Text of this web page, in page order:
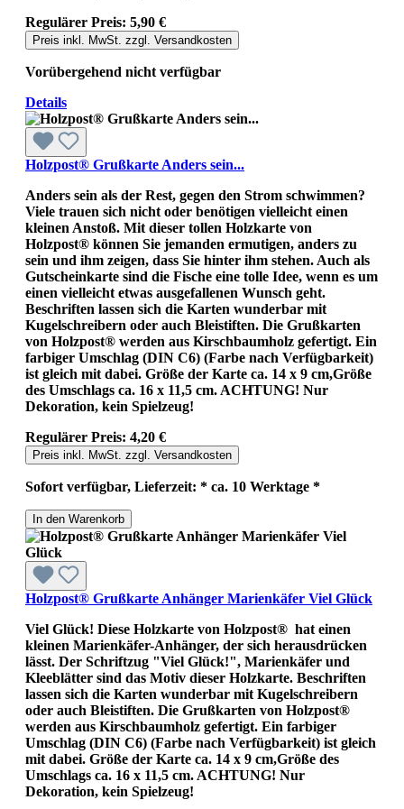
Regulärer Preis: 5,90 €
Preis inkl. MwSt. zzgl. Versandkosten
Vorübergehend nicht verfügbar
Details
Holzpost® Grußkarte Anders sein...
Anders sein als der Rest, gegen den Strom schwimmen?
Viele trauen sich nicht oder benötigen vielleicht einen
kleinen Anstoß. Mit dieser tollen Holzkarte von
Holzpost® können Sie jemanden ermutigen, anders zu
sein und ihm zeigen, dass Sie hinter ihm stehen. Auch als
Gutscheinkarte sind die Fische eine tolle Idee, wenn es um
einen vielleicht etwas ausgefallenen Wunsch geht.
Beschriften lassen sich die Karten wunderbar mit
Kugelschreibern oder auch Bleistiften. Die Grußkarten
von Holzpost® werden aus Kirschbaumholz gefertigt. Ein
farbiger Umschlag (DIN C6) (Farbe nach Verfügbarkeit)
ist gleich mit dabei. Größe der Karte ca. 14 x 9 cm,Größe
des Umschlags ca. 16 x 11,5 cm. ACHTUNG! Nur
Dekoration, kein Spielzeug!
Regulärer Preis: 4,20 €
Preis inkl. MwSt. zzgl. Versandkosten
Sofort verfügbar, Lieferzeit: * ca. 10 Werktage *
In den Warenkorb
Holzpost® Grußkarte Anhänger Marienkäfer Viel Glück
Viel Glück! Diese Holzkarte von Holzpost® hat einen
kleinen Marienkäfer-Anhänger, der sich herausdrücken
lässt. Der Schriftzug "Viel Glück!", Marienkäfer und
Kleeblätter sind das Motiv dieser Holzkarte. Beschriften
lassen sich die Karten wunderbar mit Kugelschreibern
oder auch Bleistiften. Die Grußkarten von Holzpost®
werden aus Kirschbaumholz gefertigt. Ein farbiger
Umschlag (DIN C6) (Farbe nach Verfügbarkeit) ist gleich
mit dabei. Größe der Karte ca. 14 x 9 cm,Größe des
Umschlags ca. 16 x 11,5 cm. ACHTUNG! Nur
Dekoration, kein Spielzeug!